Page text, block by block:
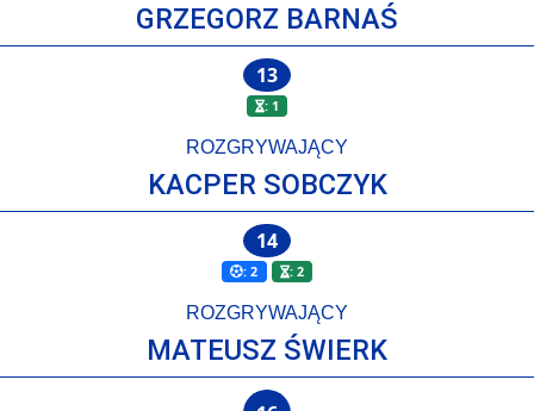
GRZEGORZ BARNAŚ
KACPER SOBCZYK
ROZGRYWAJĄCY
: 1
13
MATEUSZ ŚWIERK
ROZGRYWAJĄCY
: 2 : 2
14